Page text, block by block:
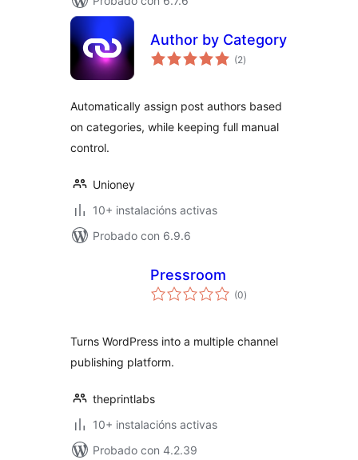
Author by Category
(2valoracións
totais
)
Automatically assign post authors based
on categories, while keeping full manual
control.
Unioney
10+ instalacións activas
Probado con 6.9.6
Pressroom
(0valoracións
totais
)
Turns WordPress into a multiple channel
publishing platform.
theprintlabs
10+ instalacións activas
Probado con 4.2.39